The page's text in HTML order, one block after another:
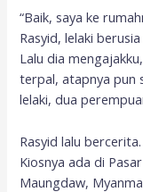
“Baik, saya ke
Rasyid, lelaki
Lalu dia
terpal, atapnya pun
lelaki, dua
Rasyid lalu
Kiosnya ada di
Maungdaw,